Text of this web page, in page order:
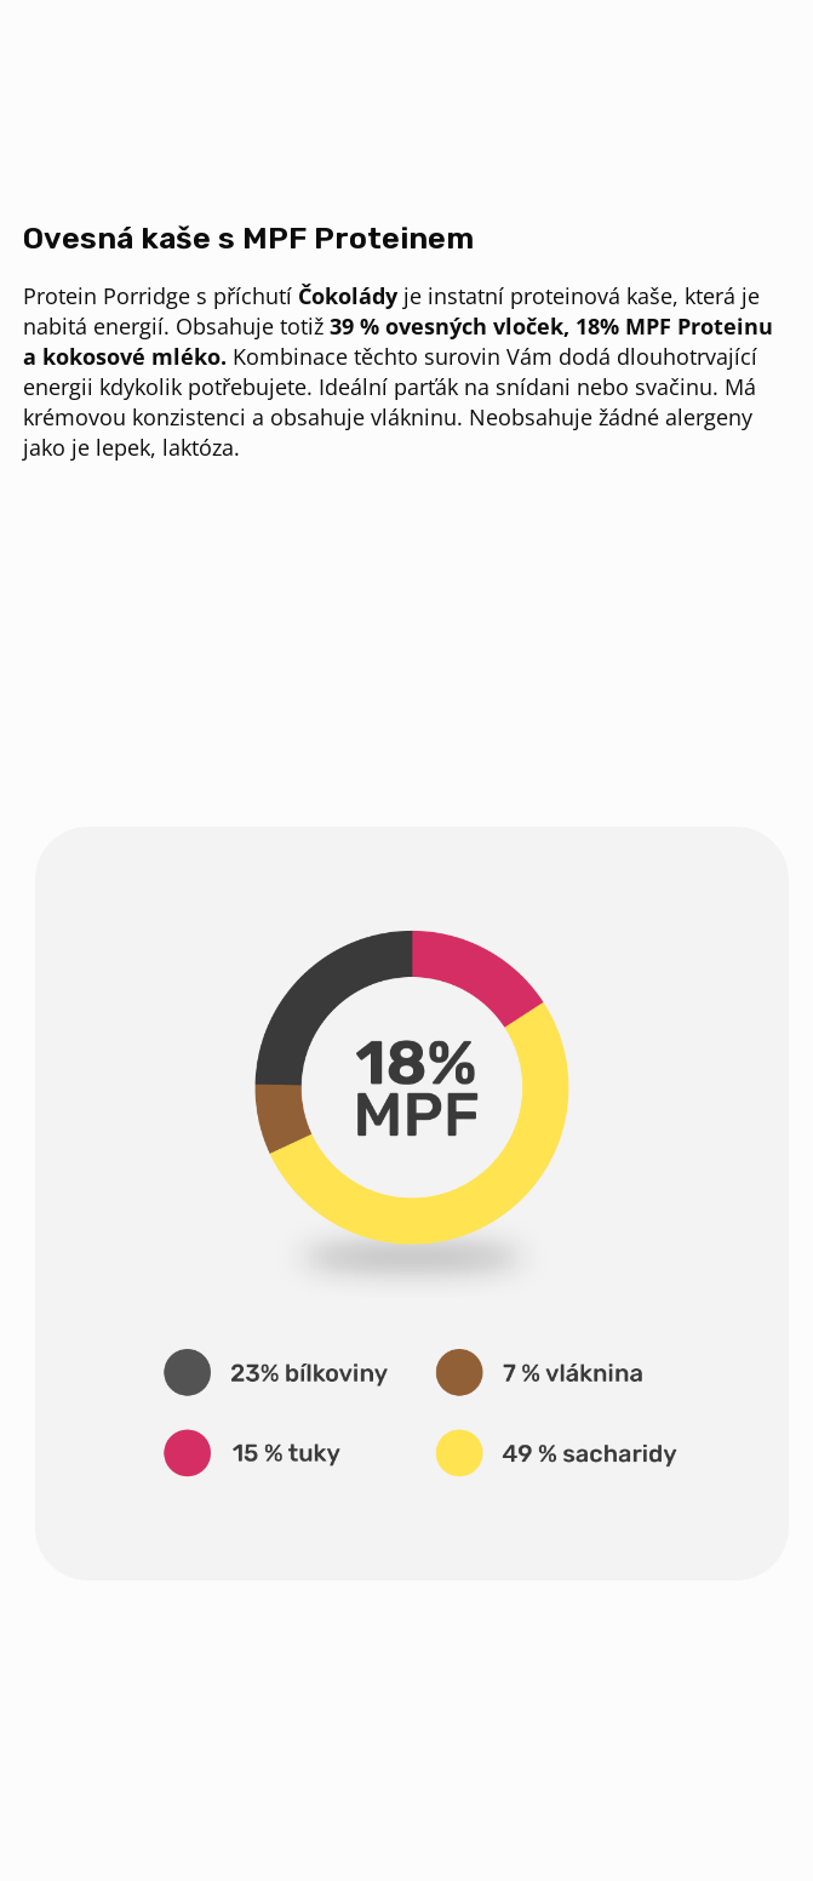
Ovesná kaše s MPF Proteinem
Protein Porridge s příchutí Čokolády je instatní proteinová kaše, která je
nabitá energií. Obsahuje totiž 39 % ovesných vloček, 18% MPF Proteinu
a kokosové mléko. Kombinace těchto surovin Vám dodá dlouhotrvající
energii kdykolik potřebujete. Ideální parťák na snídani nebo svačinu. Má
krémovou konzistenci a obsahuje vlákninu. Neobsahuje žádné alergeny
jako je lepek, laktóza.